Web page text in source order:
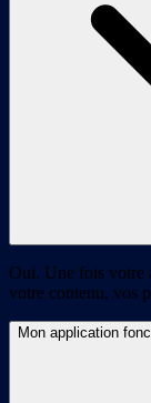
Oui. Une fois votre
votre contenu, vos
Mon application